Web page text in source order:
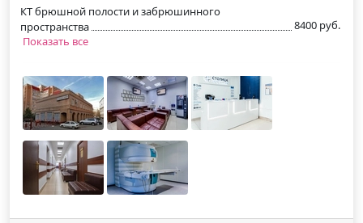
КТ брюшной полости и забрюшинного
пространства
8400 руб.
Показать все